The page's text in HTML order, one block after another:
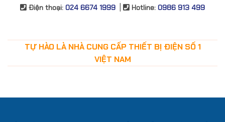
Điện thoại: 024 6674 1999 Hotline: 0986 913 499
TỰ HÀO LÀ NHÀ CUNG CẤP THIẾT BỊ ĐIỆN SỐ 1
VIỆT NAM